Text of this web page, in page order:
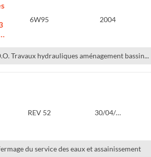
6W95 2004
Travaux hydrauliques aménagement bassin...
REV 52 30/04/…
du service des eaux et assainissement